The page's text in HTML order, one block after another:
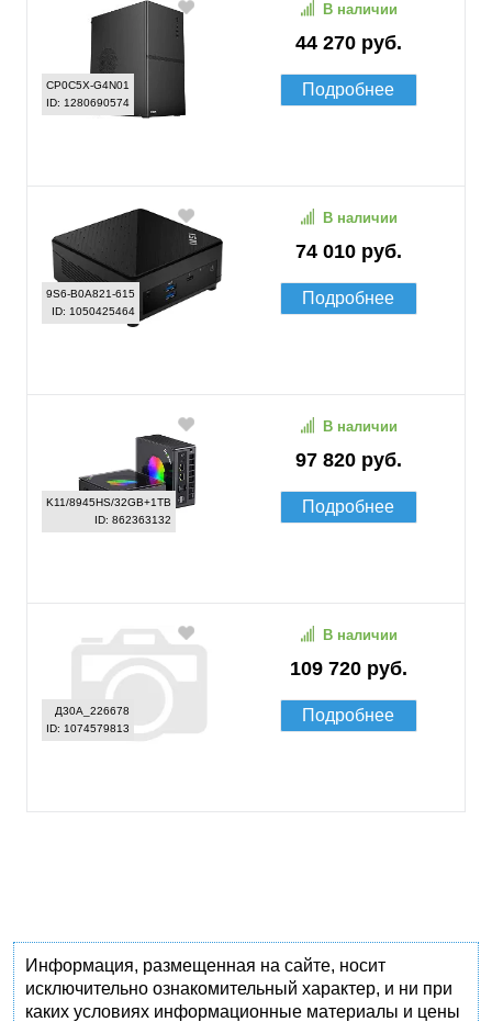
CP0C5X-G4N01
ID: 1280690574
44 270 руб.
В наличии
Подробнее
9S6-B0A821-615
ID: 1050425464
74 010 руб.
В наличии
Подробнее
K11/8945HS/32GB+1TB
ID: 862363132
97 820 руб.
В наличии
Подробнее
Д30А_226678
ID: 1074579813
109 720 руб.
В наличии
Подробнее
Информация, размещенная на сайте, носит
исключительно ознакомительный характер, и ни при
каких условиях информационные материалы и цены